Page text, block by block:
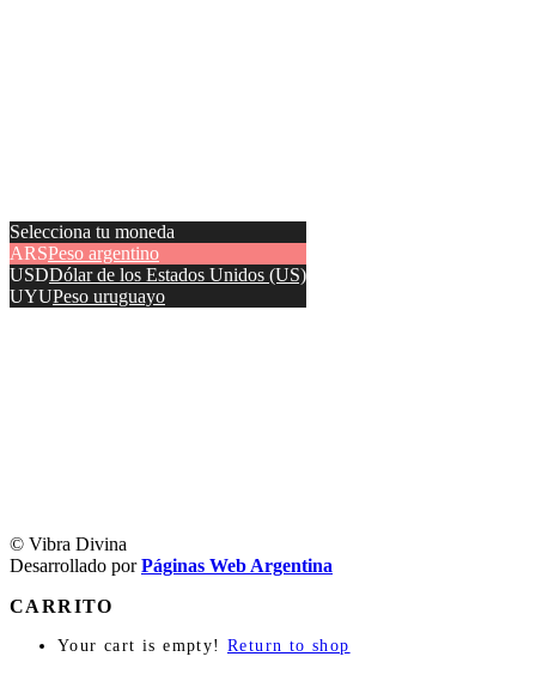
© Vibra Divina
Desarrollado porPáginas Web Argentina
Selecciona tu moneda
ARSPeso argentino
USDDólar de los Estados Unidos (US)
UYUPeso uruguayo
CARRITO
Your cart is empty! Return to shop